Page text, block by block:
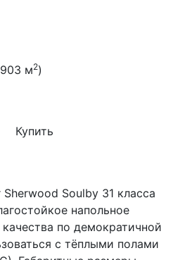
м2)
Купить
Soulby 31 класса
напольное
по демократичной
с тёплыми полами